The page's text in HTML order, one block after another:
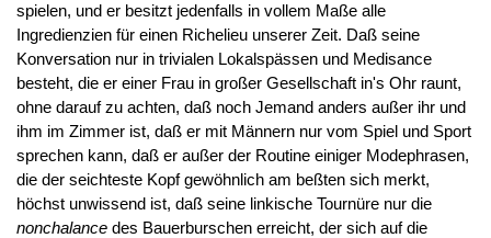
spielen, und er besitzt jedenfalls in vollem Maße alle
Ingredienzien für einen Richelieu unserer Zeit. Daß seine
Konversation nur in trivialen Lokalspässen und Medisance
besteht, die er einer Frau in großer Gesellschaft in's Ohr raunt,
ohne darauf zu achten, daß noch Jemand anders außer ihr und
ihm im Zimmer ist, daß er mit Männern nur vom Spiel und Sport
sprechen kann, daß er außer der Routine einiger Modephrasen,
die der seichteste Kopf gewöhnlich am beßten sich merkt,
höchst unwissend ist, daß seine linkische Tournüre nur die
nonchalancedes Bauerburschen erreicht, der sich auf die